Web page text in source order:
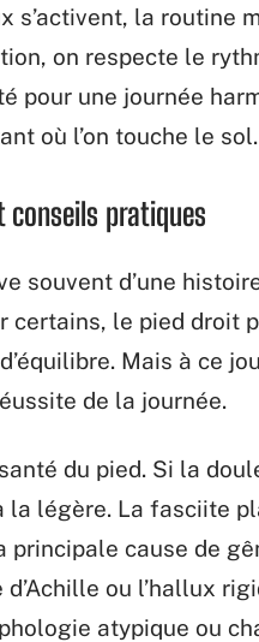
s’activent, la routine
on respecte le
pour une journée
où l’on touche le sol.
conseils pratiques
souvent d’une
certains, le pied droit
Mais à ce
de la journée.
du pied. Si la
la légère. La fasciite
principale cause de
ou l’hallux
atypique ou